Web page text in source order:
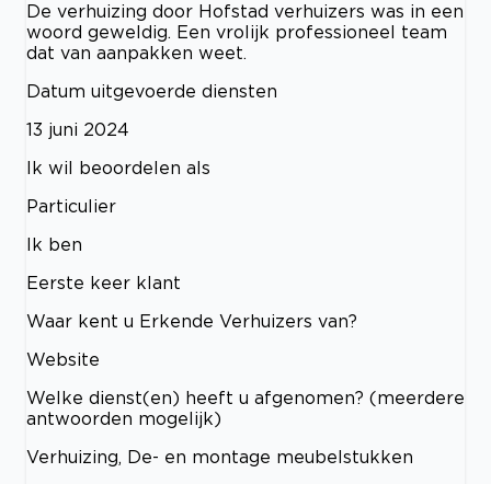
De verhuizing door Hofstad verhuizers was in een
woord geweldig. Een vrolijk professioneel team
dat van aanpakken weet.
Datum uitgevoerde diensten
13 juni 2024
Ik wil beoordelen als
Particulier
Ik ben
Eerste keer klant
Waar kent u Erkende Verhuizers van?
Website
Welke dienst(en) heeft u afgenomen? (meerdere
antwoorden mogelijk)
Verhuizing, De- en montage meubelstukken